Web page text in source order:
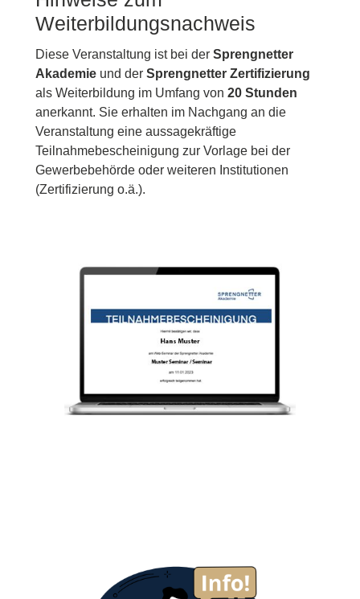
Weiterbildungsnachweis
Diese Veranstaltung ist bei der Sprengnetter
Akademie und der Sprengnetter Zertifizierung
als Weiterbildung im Umfang von 20 Stunden
anerkannt. Sie erhalten im Nachgang an die
Veranstaltung eine aussagekräftige
Teilnahmebescheinigung zur Vorlage bei der
Gewerbebehörde oder weiteren Institutionen
(Zertifizierung o.ä.).